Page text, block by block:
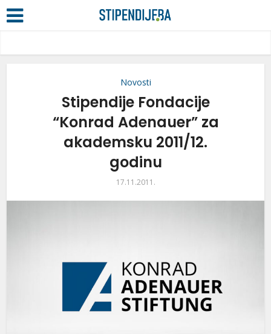
Novosti
Stipendije Fondacije
“Konrad Adenauer” za
akademsku 2011/12.
godinu
17.11.2011.